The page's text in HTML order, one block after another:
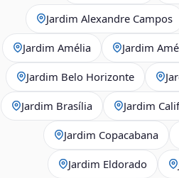
Jardim Alexandre Campos
Jardim Amélia Jardim
Jardim Belo Horizonte
Jardim Brasília Jardim
Jardim Copacabana
Jardim Eldorado